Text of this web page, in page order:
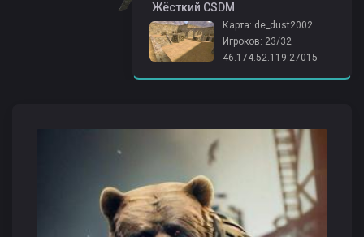
️ Жёсткий CSDM
Карта: de_dust2002
Игроков: 23/32
46.174.52.119:27015